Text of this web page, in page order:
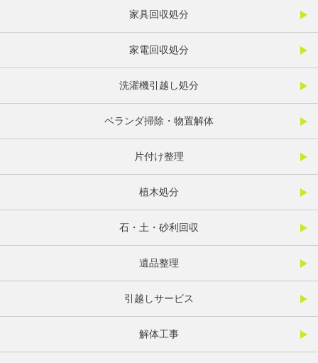
家具回収処分
家電回収処分
洗濯機引越し処分
ベランダ掃除・物置解体
片付け整理
植木処分
石・土・砂利回収
遺品整理
引越しサービス
解体工事